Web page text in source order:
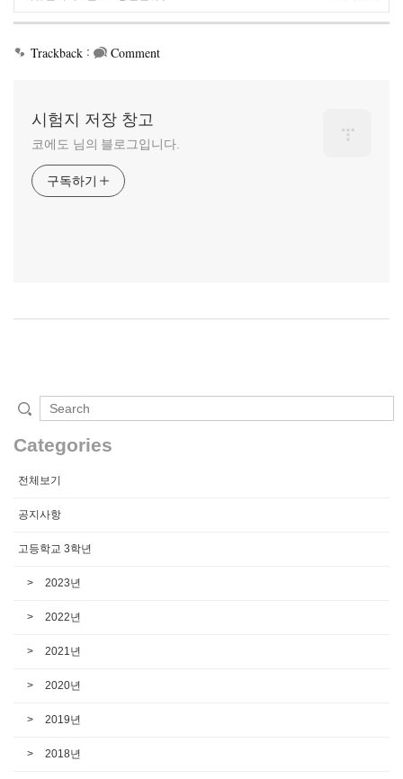
Trackback : Comment
시험지 저장 창고
코에도 님의 블로그입니다.
구독하기
Categories
전체보기
공지사항
고등학교 3학년
2023년
2022년
2021년
2020년
2019년
2018년